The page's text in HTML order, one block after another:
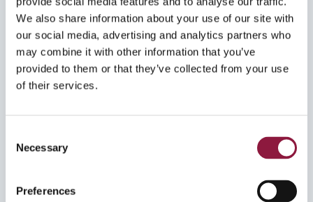
We also share information about your use of our site with
our social media, advertising and analytics partners who
may combine it with other information that you’ve
provided to them or that they’ve collected from your use
of their services.
Necessary
Preferences
3241 Sandefjord
Brynsalléen 4
0667 Oslo
(+47) 23 17 23 50
Postadress